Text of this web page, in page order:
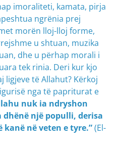
imoraliteti, kamata, pirja
ngrënia prej
morën lloj-lloj forme,
u shtuan, muzika
dhe u përhap morali i
tek rinia. Deri kur kjo
ligjeve të Allahut? Kërkoj
nga të papriturat e
nuk ia ndryshon
një populli, derisa
në veten e tyre.”(El-